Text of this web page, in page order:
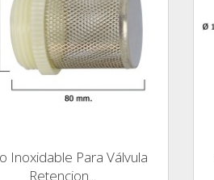
Inoxidable Para Válvula
Retencion...